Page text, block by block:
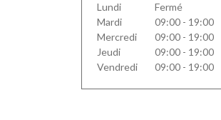
Lundi
Fermé
Mardi
09:00 - 19:00
Mercredi
09:00 - 19:00
Jeudi
09:00 - 19:00
Vendredi
09:00 - 19:00